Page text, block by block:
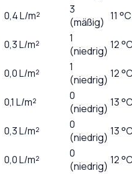
0,4L/m²
3
(mäßig) 11 °C
0,3L/m²
1
(niedrig) 12
0,0L/m²
1
(niedrig) 12
0,1 L/m²
0
(niedrig) 13
0,3L/m²
0
(niedrig) 13
0,0L/m²
0
(niedrig) 12